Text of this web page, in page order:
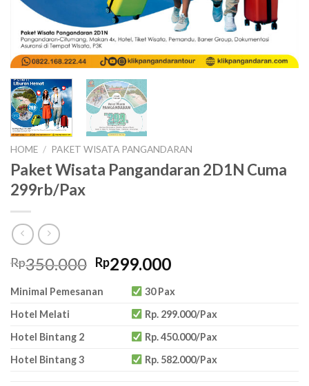
HOME / PAKET WISATA PANGANDARAN
Paket Wisata Pangandaran 2D1N Cuma
299rb/Pax
Rp350.000 Original
was:
Rp350.000.
Rp299.000Current
is:
Rp299.000.
Minimal Pemesanan
30 Pax
Hotel Melati
Rp. 299.000/Pax
Hotel Bintang 2
Rp. 450.000/Pax
Hotel Bintang 3
Rp. 582.000/Pax